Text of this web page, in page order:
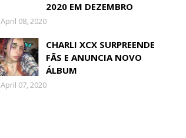
2020 EM DEZEMBRO
April 08, 2020
CHARLI XCX SURPREENDE
FÃS E ANUNCIA NOVO
ÁLBUM
April 07, 2020